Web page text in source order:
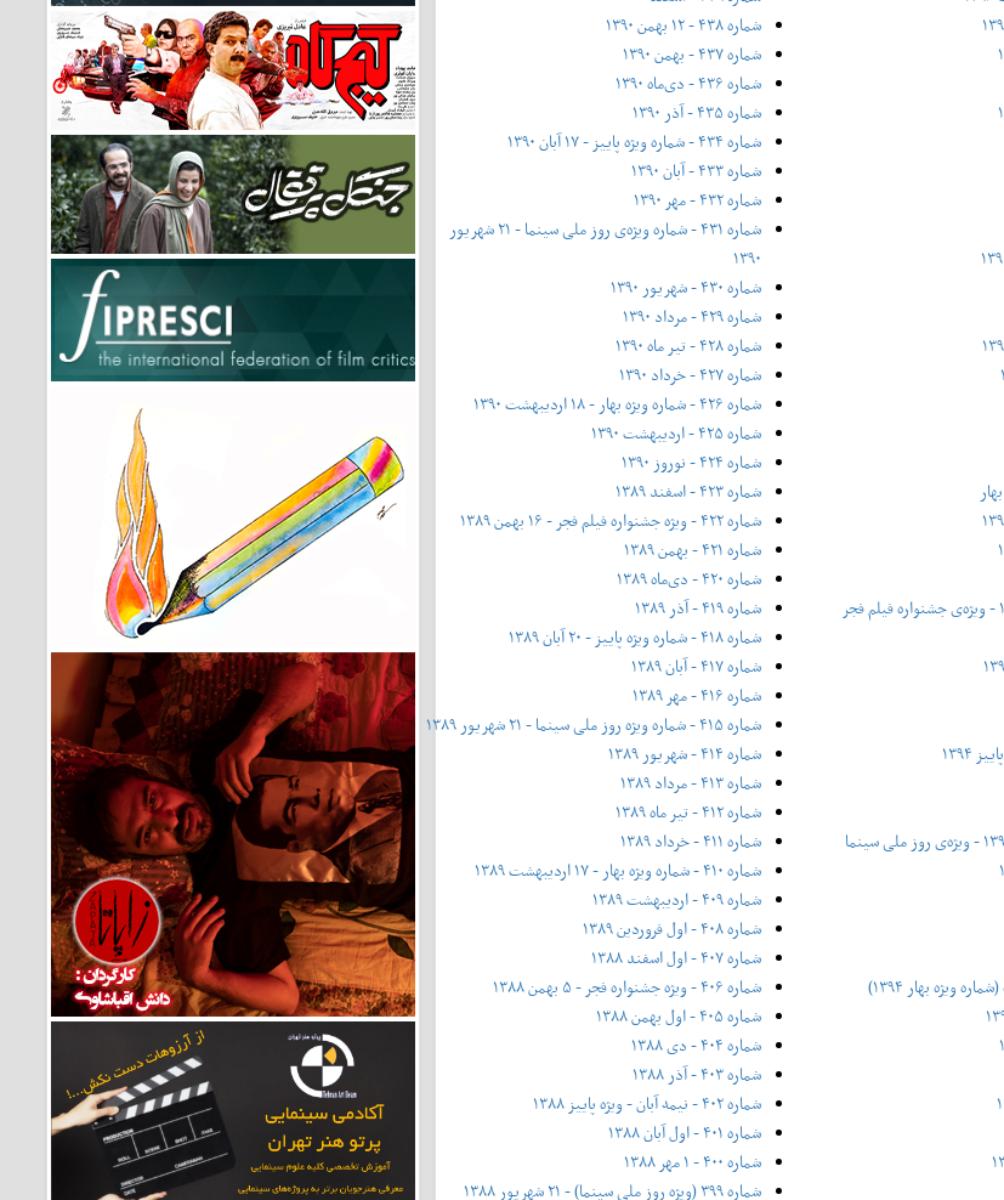
شماره ۴۳۸ - ۱۲ بهمن ۱۳۹۰
شماره ۴۳۷ - بهمن ۱۳۹۰
شماره ۴۳۶ - دی‌ماه ۱۳۹۰
شماره ۴۳۵ - آذر ۱۳۹۰
شماره ۴۳۴ - شماره ویژه پاییز - ۱۷ آبان ۱۳۹۰
شماره ۴۳۳ - آبان ۱۳۹۰
شماره ۴۳۲ - مهر ۱۳۹۰
شماره ۴۳۱ - شماره ویژه‌ی روز ملی سینما - ۲۱ شهریور
۱۳۹۰
شماره ۴۳۰ - شهریور ۱۳۹۰
شماره ۴۲۹ - مرداد ۱۳۹۰
شماره ۴۲۸ - تیر ماه ۱۳۹۰
شماره ۴۲۷ - خرداد ۱۳۹۰
شماره ۴۲۶ - شماره ویژه بهار - ۱۸ اردیبهشت ۱۳۹۰
شماره ۴۲۵ - اردیبهشت ۱۳۹۰
شماره ۴۲۴ - نوروز ۱۳۹۰
شماره ۴۲۳ - اسفند ۱۳۸۹
شماره ۴۲۲ - ویژه جشنواره فیلم فجر - ۱۶ بهمن ۱۳۸۹
شماره ۴۲۱ - بهمن ۱۳۸۹
شماره ۴۲۰ - دی‌ماه ۱۳۸۹
شماره ۴۱۹ - آذر ۱۳۸۹
شماره ۴۱۸ - شماره ویژه پاییز - ۲۰ آبان ۱۳۸۹
شماره ۴۱۷ - آبان ۱۳۸۹
شماره ۴۱۶ - مهر ۱۳۸۹
شماره ۴۱۵ - شماره ویژه روز ملی سینما - ۲۱ شهریور ۱۳۸۹
شماره ۴۱۴ - شهریور ۱۳۸۹
شماره ۴۱۳ - مرداد ۱۳۸۹
شماره ۴۱۲ - تیر ماه ۱۳۸۹
شماره ۴۱۱ - خرداد ۱۳۸۹
شماره ۴۱۰ - شماره ویژه بهار - ۱۷ اردیبهشت ۱۳۸۹
شماره ۴۰۹ - اردیبهشت ۱۳۸۹
شماره ۴۰۸ - اول فروردین ۱۳۸۹
شماره ۴۰۷ - اول اسفند ۱۳۸۸
شماره ۴۰۶ - ویژه جشنواره فجر - ۵ بهمن ۱۳۸۸
شماره ۴۰۵ - اول بهمن ۱۳۸۸
شماره ۴۰۴ - دی ۱۳۸۸
شماره ۴۰۳ - آذر ۱۳۸۸
شماره ۴۰۲ - نیمه آبان - ویژه پاییز ۱۳۸۸
شماره ۴۰۱ - اول آبان ۱۳۸۸
شماره ۴۰۰ - ۱ مهر ۱۳۸۸
شماره ۳۹۹ (ویژه روز ملی سینما) - ۲۱ شهریور ۱۳۸۸